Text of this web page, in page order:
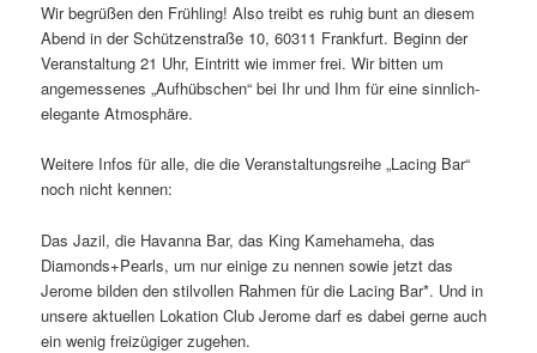
Wir begrüßen den Frühling! Also treibt es ruhig bunt an diesem
Abend in der Schützenstraße 10, 60311 Frankfurt. Beginn der
Veranstaltung 21 Uhr, Eintritt wie immer frei. Wir bitten um
angemessenes „Aufhübschen“ bei Ihr und Ihm für eine sinnlich-
elegante Atmosphäre.
Weitere Infos für alle, die die Veranstaltungsreihe „Lacing Bar“
noch nicht kennen:
Das Jazil, die Havanna Bar, das King Kamehameha, das
Diamonds+Pearls, um nur einige zu nennen sowie jetzt das
Jerome bilden den stilvollen Rahmen für die Lacing Bar*. Und in
unsere aktuellen Lokation Club Jerome darf es dabei gerne auch
ein wenig freizügiger zugehen.